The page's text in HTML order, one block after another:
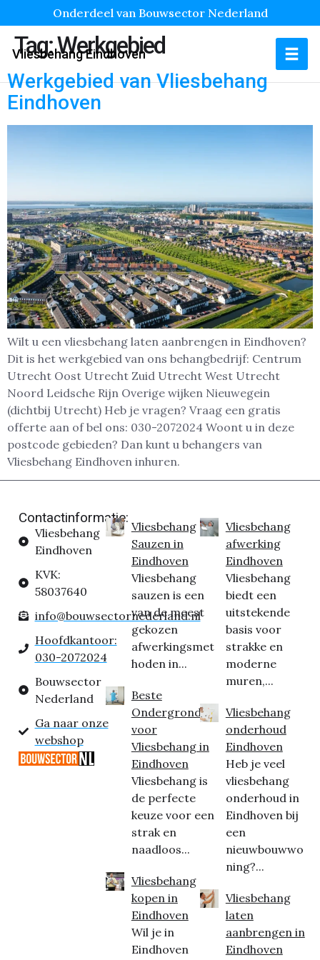
Onderdeel van Bouwsector Nederland
Vliesbehang Eindhoven
Tag:Werkgebied
Werkgebied van Vliesbehang
Eindhoven
Wilt u een vliesbehang laten aanbrengen in Eindhoven?
Dit is het werkgebied van ons behangbedrijf: Centrum
Utrecht Oost Utrecht Zuid Utrecht West Utrecht
Noord Leidsche Rijn Overige wijken Nieuwegein
(dichtbij Utrecht) Heb je vragen? Vraag een gratis
offerte aan of bel ons: 030-2072024 Woont u in deze
postcode gebieden? Dan kunt u behangers van
Vliesbehang Eindhoven inhuren.
Contactinformatie:
Vliesbehang
Eindhoven
KVK:
58037640
info@bouwsectornederland.nl
Hoofdkantoor:
030-2072024
Bouwsector
Nederland
Ga naar onze
webshop
Vliesbehang
Sauzen in
Eindhoven
Vliesbehang
sauzen is een
van de meest
gekozen
afwerkingsmet
hoden in...
Beste
Ondergrond
voor
Vliesbehang in
Eindhoven
Vliesbehang is
de perfecte
keuze voor een
strak en
naadloos...
Vliesbehang
kopen in
Eindhoven
Wil je in
Eindhoven
Vliesbehang
afwerking
Eindhoven
Vliesbehang
biedt een
uitstekende
basis voor
strakke en
moderne
muren,...
Vliesbehang
onderhoud
Eindhoven
Heb je veel
vliesbehang
onderhoud in
Eindhoven bij
een
nieuwbouwwo
ning?...
Vliesbehang
laten
aanbrengen in
Eindhoven